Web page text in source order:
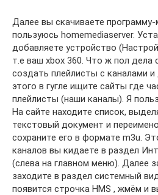
Далее вы скачиваете программу-
пользуюсь homemediaserver.
добавляете устройство
т.е ваш xbox 360. Что ж пол дела
создать плейлисты с каналами
этого в гугле ищите сайты где
плейлисты (наши каналы). Я
На сайте находите список,
текстовый документ и
сохраните его в формате m3u.
каналов вы кидаете в раздел
(слева на главном меню). Далее
заходите в раздел системный
появится строчка HMS , жмём и